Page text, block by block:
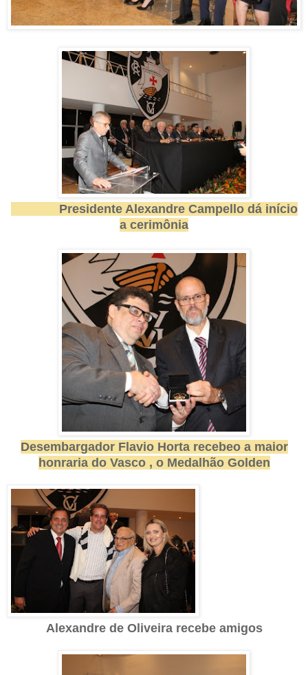
Presidente Alexandre Campello dá início
a cerimônia
Desembargador Flavio Horta recebeo a maior
honraria do Vasco , o Medalhão Golden
Alexandre de Oliveira recebe amigos